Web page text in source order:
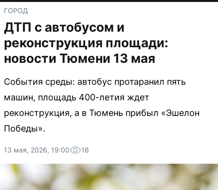
ГОРОД
ДТП с автобусом и
реконструкция площади:
новости Тюмени 13 мая
События среды: автобус протаранил пять
машин, площадь 400-летия ждет
реконструкция, а в Тюмень прибыл «Эшелон
Победы».
13 мая, 2026, 19:00 16